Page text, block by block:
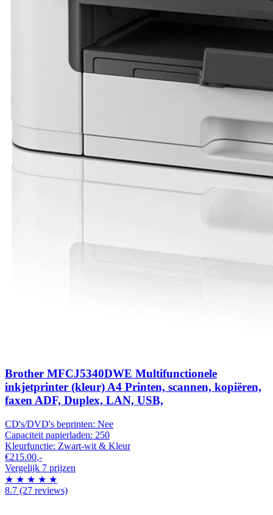
Brother MFCJ5340DWE Multifunctionele
inkjetprinter (kleur) A4 Printen, scannen, kopiëren,
faxen ADF, Duplex, LAN, USB,
CD's/DVD's beprinten: Nee
Capaciteit papierladen: 250
Kleurfunctie: Zwart-wit & Kleur
€215.00,-
Vergelijk 7 prijzen
★ ★ ★ ★ ★
8.7 (27 reviews)